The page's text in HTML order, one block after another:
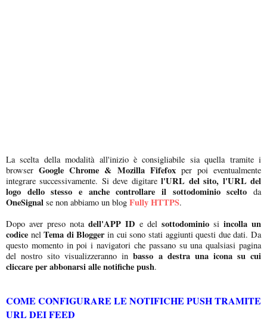
La scelta della modalità all'inizio è consigliabile sia quella tramite i
browserGoogle Chrome & Mozilla Fifefox per poi eventualmente
integrare successivamente. Si deve digitarel'URL del sito, l'URL del
logo dello stesso e anche controllare il sottodominio scelto da
OneSignal se non abbiamo un blog Fully HTTPS.
Dopo aver preso nota dell'APP ID e del sottodominio si incolla un
codice nelTema di Bloggerin cui sono stati aggiunti questi due dati. Da
questo momento in poi i navigatori che passano su una qualsiasi pagina
del nostro sito visualizzeranno inbasso a destra una icona su cui
cliccare per abbonarsi alle notifiche push.
COME CONFIGURARE LE NOTIFICHE PUSH TRAMITE
URL DEI FEED